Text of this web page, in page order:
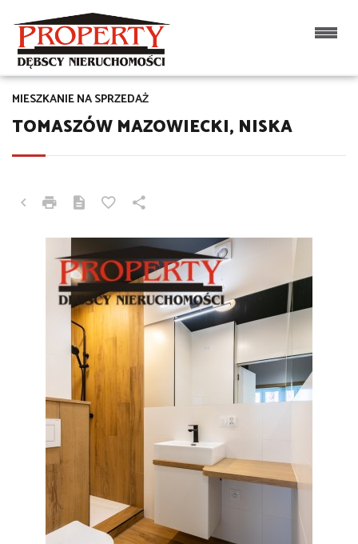
TOMASZÓW MAZOWIECKI, NISKA
MIESZKANIE NA SPRZEDAŻ